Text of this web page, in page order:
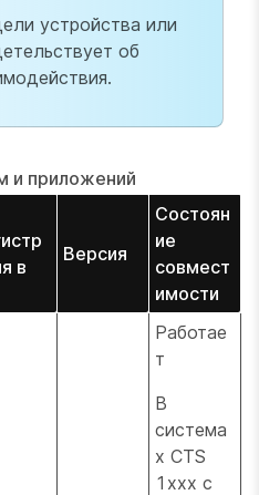
устройства или
об
и приложений
в
Версия
Состоян
ие
совмест
имости
Работае
т
В
система
х CTS
1xxx с